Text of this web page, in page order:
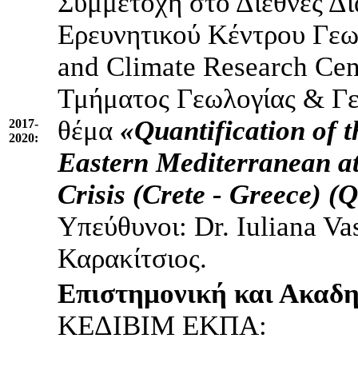
2017-
2020:
Ερευνητικού Κέντρου
and Climate Research
Τμήματος Γεωλογίας &
θέμα «Quantification of
Eastern Mediterranean
Crisis (Crete - Greece)
Υπεύθυνοι: Dr. Iuliana
Καρακίτσιος.
Επιστημονική και
ΚΕΔΙΒΙΜ ΕΚΠΑ: